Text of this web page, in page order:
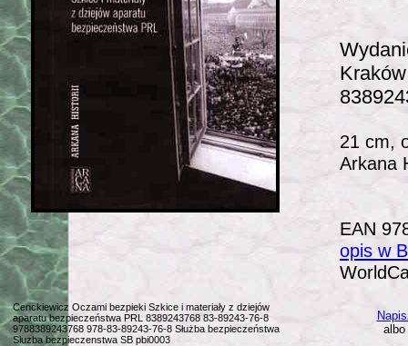
21 cm,
Arkana
EAN
opis w
Cenckiewicz Oczami bezpieki Szkice i materiały z dziejów
aparatu bezpieczeństwa PRL 8389243768 83-89243-76-8
9788389243768 978-83-89243-76-8 Służba bezpieczeństwa
Sluzba bezpieczenstwa SB pbi0003